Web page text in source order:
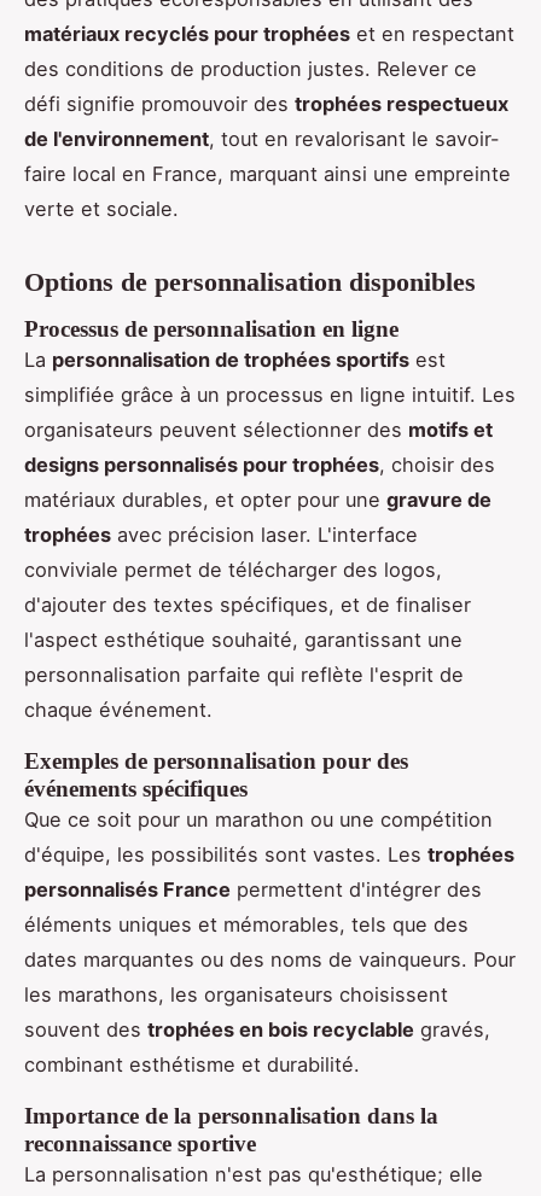
matériaux recyclés pour trophées et en respectant
des conditions de production justes. Relever ce
défi signifie promouvoir des trophées respectueux
de l'environnement, tout en revalorisant le savoir-
faire local en France, marquant ainsi une empreinte
verte et sociale.
Options de personnalisation disponibles
Processus de personnalisation en ligne
La personnalisation de trophées sportifs est
simplifiée grâce à un processus en ligne intuitif. Les
organisateurs peuvent sélectionner des motifs et
designs personnalisés pour trophées, choisir des
matériaux durables, et opter pour une gravure de
trophées avec précision laser. L'interface
conviviale permet de télécharger des logos,
d'ajouter des textes spécifiques, et de finaliser
l'aspect esthétique souhaité, garantissant une
personnalisation parfaite qui reflète l'esprit de
chaque événement.
Exemples de personnalisation pour des
événements spécifiques
Que ce soit pour un marathon ou une compétition
d'équipe, les possibilités sont vastes. Les trophées
personnalisés France permettent d'intégrer des
éléments uniques et mémorables, tels que des
dates marquantes ou des noms de vainqueurs. Pour
les marathons, les organisateurs choisissent
souvent des trophées en bois recyclable gravés,
combinant esthétisme et durabilité.
Importance de la personnalisation dans la
reconnaissance sportive
La personnalisation n'est pas qu'esthétique; elle